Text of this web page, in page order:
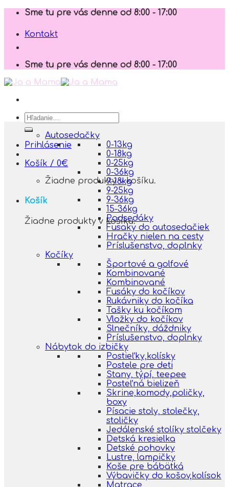
Skip
content
Sme tu pre vás denne od 8:00 - 17:00
Kontakt
Sme tu pre vás denne od 8:00 - 17:00
Hľadať:
Prihlásenie
Košík / 0€
Žiadne produkty v košíku.
Košík
Žiadne produkty v košíku.
Autosedačky
0-13kg
0-18kg
0-25kg
0-36kg
9-18kg
9-25kg
9-36kg
15-36kg
Podsedáky
Fusaky do autosedačiek
Hračky nielen na cesty
Príslušenstvo, doplnky
Kočíky
Športové a golfové
Kombinované
Kombinované
Fusáky do kočíkov
Rukávniky do kočíka
Tašky ku kočíkom
Vložky do kočíkov
Slnečníky, dáždniky
Príslušenstvo, doplnky
Nábytok do izbičky
Postieľky,kolísky
Postele pre deti
Stany, týpí, teepee
Posteľná bielizeň
Skrine,komody,poličky,
boxy
Písacie stoly, stolečky,
stoličky
Jedálenské stolíky stolčeky
Detská kresielka
Detské pohovky
Lustre, lampičky
Koše pre bábätká
Výbavičky do košov,kolísok
Matrace